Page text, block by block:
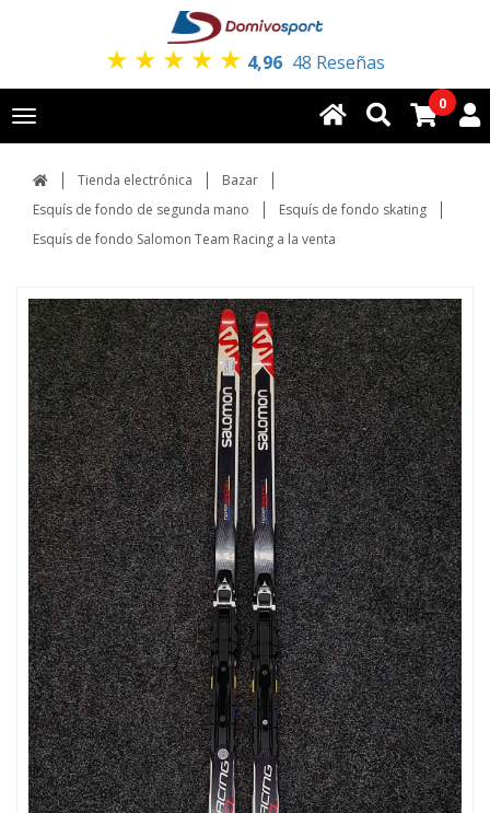
★ ★ ★ ★ ★ 4,96 48 Reseñas
Toggle
navigation
0
Tienda electrónica
Bazar
Esquís de fondo de segunda mano
Esquís de fondo skating
Esquís de fondo Salomon Team Racing a la venta